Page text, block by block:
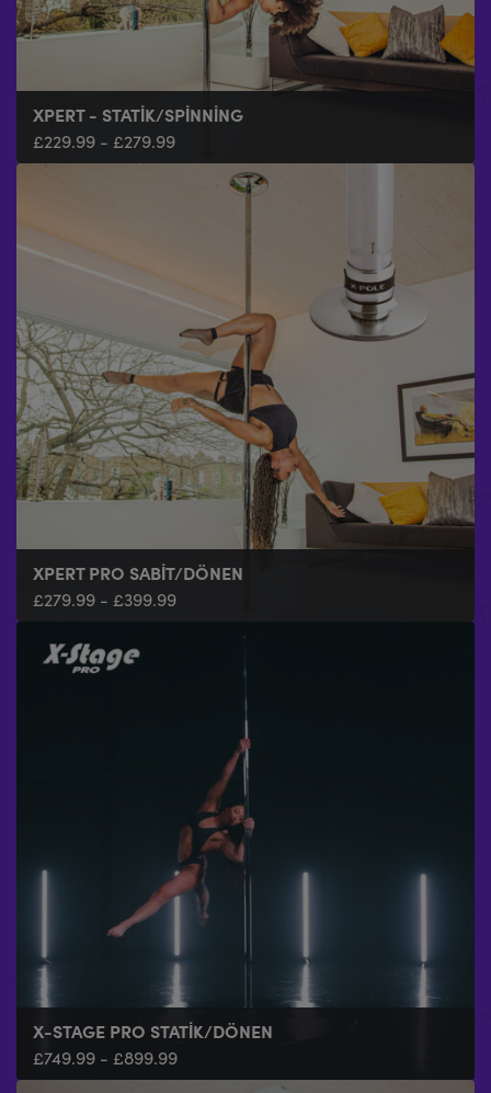
XPERT - STATIK/SPINNING
£229.99 - £279.99
XPERT PRO SABIT/DÖNEN
£279.99 - £399.99
X-STAGE PRO STATIK/DÖNEN
£749.99 - £899.99